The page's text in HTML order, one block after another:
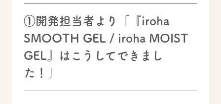
①開発担当者より「『iroha
SMOOTH GEL / iroha MOIST
GEL』はこうしてできまし
た！」